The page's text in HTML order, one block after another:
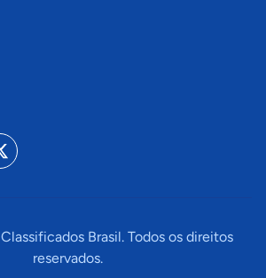
Classificados Brasil. Todos os direitos
reservados.